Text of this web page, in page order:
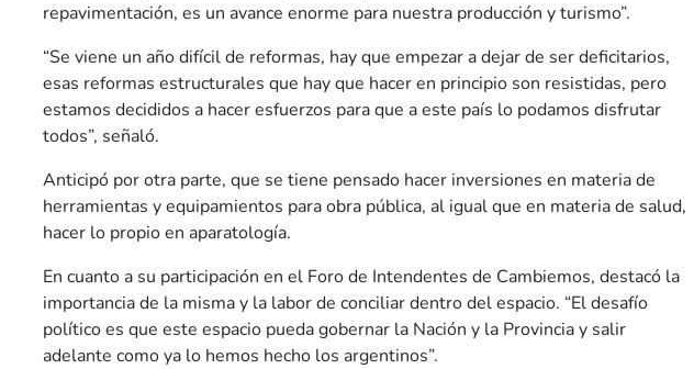
repavimentación, es un avance enorme para nuestra producción y turismo”.
“Se viene un año difícil de reformas, hay que empezar a dejar de ser deficitarios,
esas reformas estructurales que hay que hacer en principio son resistidas, pero
estamos decididos a hacer esfuerzos para que a este país lo podamos disfrutar
todos”, señaló.
Anticipó por otra parte, que se tiene pensado hacer inversiones en materia de
herramientas y equipamientos para obra pública, al igual que en materia de salud,
hacer lo propio en aparatología.
En cuanto a su participación en el Foro de Intendentes de Cambiemos, destacó la
importancia de la misma y la labor de conciliar dentro del espacio. “El desafío
político es que este espacio pueda gobernar la Nación y la Provincia y salir
adelante como ya lo hemos hecho los argentinos”.